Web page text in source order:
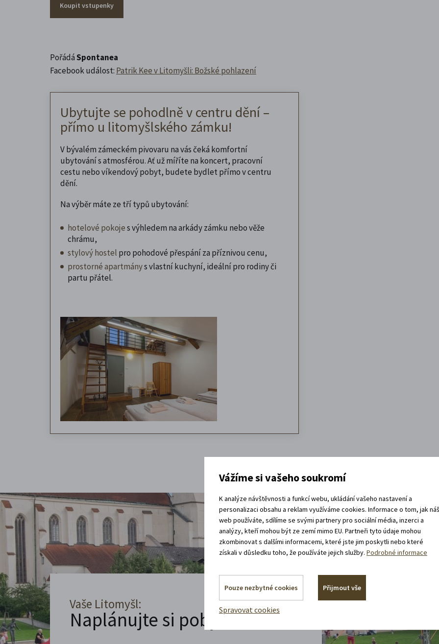
Koupit vstupenky
PořádáSpontanea
Facebook událost: Patrik Kee v Litomyšli: Božské pohlazení
Ubytujte se pohodlně v centru dění –
přímo u litomyšlského zámku!
V bývalém zámeckém pivovaru na vás čeká komfortní
ubytování s atmosférou. Ať už míříte na koncert, pracovní
cestu nebo víkendový pobyt, budete bydlet přímo v centru
dění.
Na výběr máte ze tří typů ubytování:
hotelové pokojes výhledem na arkády zámku nebo věže
chrámu,
stylový hostel pro pohodové přespání za příznivou cenu,
prostorné apartmánys vlastní kuchyní, ideální pro rodiny či
partu přátel.
Vaše Litomyšl:
Naplánujte si pobyt
Vážíme si vašeho soukromí
K analýze návštěvnosti a funkcí webu, ukládání vašeho nastavení a
personalizaci obsahu a reklam využíváme cookies. Informace o tom, jak
web používáte, sdílíme se svými partnery pro sociální média, inzerci a
analýzy, kteří mohou být ze zemí mimo EU. Partneři tyto údaje mohou
zkombinovat s dalšími informacemi, které jste jim poskytli nebo které
získali v důsledku toho, že používáte jejich služby.Podrobné informace
Pouze nezbytné cookies Přijmout vše
Spravovat cookies